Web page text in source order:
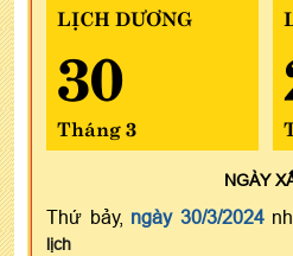
LỊCH DƯƠNG
30
Tháng 3
NGÀY
Thứ bảy, ngày 30/3/2024
lịch